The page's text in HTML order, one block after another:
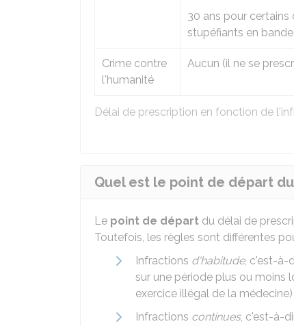
Délai de prescription en fonction de
30 ans pour certains
stupéfiants en
Crime contre
l'humanité
Aucun (il ne se
Quel est le point de départ
Le point de départ du délai de
Toutefois, les règles sont différentes
Infractions d'habitude, c'est-à-
sur une période plus ou moins
exercice illégal de la médecine)
Infractions continues, c'est-à-